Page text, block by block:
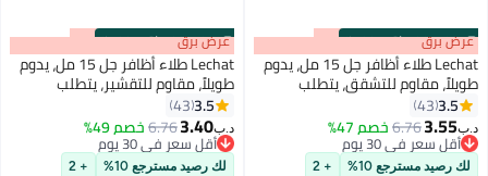
00m:00s
·باقي 100% عرض برق
Lechat طلاء أظافر جل 15 مل، يدوم
طويلاً، مقاوم للتشقق، يتطلب
التجفيف تحت مصباح الأشعة فوق
البنفسجية LED Glass Beach
Nbgp165
3.5
43
د.ب‏3.55
6.76خصم 47%
أقل سعر في 30 يوم
أقل سعر في 30 يوم
لك رصيد مسترجع 10% + 2
00m:00s
·باقي 100% عرض برق
Lechat طلاء أظافر جل 15 مل، يدوم
طويلاً، مقاوم للتقشير، يتطلب
فوق البنفسجية Delicate Rose
Nbgp15
3.5
43
د.ب‏3.40
6.76خصم 49%
أقل سعر في 30 يوم
أقل سعر في 30 يوم
لك رصيد مسترجع 10% + 2